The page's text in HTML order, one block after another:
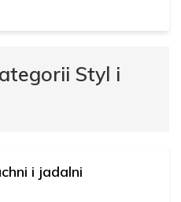
Styl i
i jadalni